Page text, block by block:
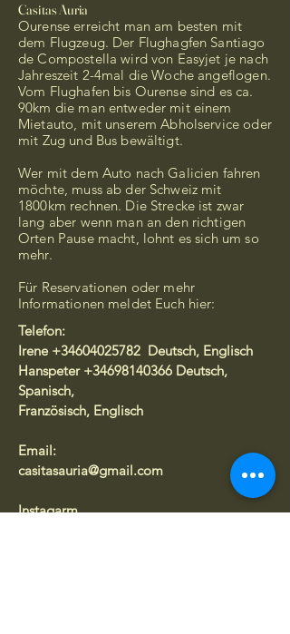
Casitas Auria
Ourense erreicht man am besten mit
dem Flugzeug. Der Flughagfen Santiago
de Compostella wird von Easyjet je nach
Jahreszeit 2-4mal die Woche angeflogen.
Vom Flughafen bis Ourense sind es ca.
90km die man entweder mit einem
Mietauto, mit unserem Abholservice oder
mit Zug und Bus bewältigt.
Wer mit dem Auto nach Galicien fahren
möchte, muss ab der Schweiz mit
1800km rechnen. Die Strecke ist zwar
lang aber wenn man an den richtigen
Orten Pause macht, lohnt es sich um so
mehr.
Für Reservationen oder mehr
Informationen meldet Euch hier:
Telefon:
​Irene +34604025782 Deutsch, Englisch
Hanspeter +34698140366 Deutsch,
Spanisch,
Französisch, Englisch
Email:
casitasauria@gmail.com
Instagarm